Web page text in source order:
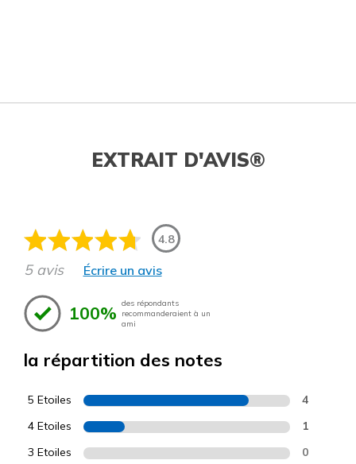
EXTRAIT D'AVIS®
4.8
5 avis Écrire un avis
100% des répondants
recommanderaient à un
ami
la répartition des notes
5 Etoiles 4
4 Etoiles 1
3 Etoiles 0